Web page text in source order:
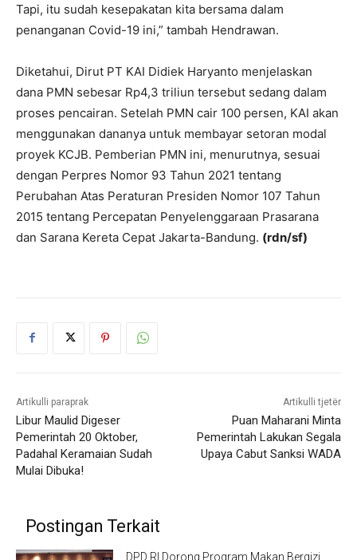
Tapi, itu sudah kesepakatan kita bersama dalam
penanganan Covid-19 ini,” tambah Hendrawan.
Diketahui, Dirut PT KAI Didiek Haryanto menjelaskan
dana PMN sebesar Rp4,3 triliun tersebut sedang dalam
proses pencairan. Setelah PMN cair 100 persen, KAI akan
menggunakan dananya untuk membayar setoran modal
proyek KCJB. Pemberian PMN ini, menurutnya, sesuai
dengan Perpres Nomor 93 Tahun 2021 tentang
Perubahan Atas Peraturan Presiden Nomor 107 Tahun
2015 tentang Percepatan Penyelenggaraan Prasarana
dan Sarana Kereta Cepat Jakarta-Bandung. (rdn/sf)
Artikulli paraprak
Libur Maulid Digeser
Pemerintah 20 Oktober,
Padahal Keramaian Sudah
Mulai Dibuka!
Artikulli tjetër
Puan Maharani Minta
Pemerintah Lakukan Segala
Upaya Cabut Sanksi WADA
Postingan Terkait
DPD RI Dorong Program Makan Bergizi